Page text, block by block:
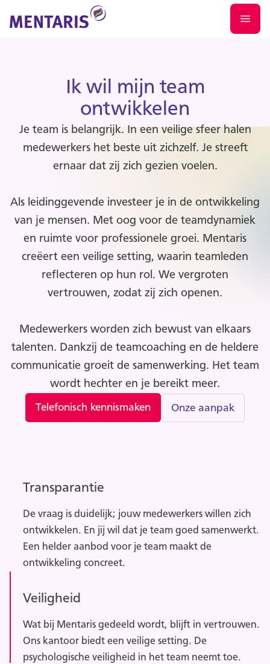
Ik wil mijn team
ontwikkelen
Je team is belangrijk. In een veilige sfeer halen
medewerkers het beste uit zichzelf. Je streeft
ernaar dat zij zich gezien voelen.
Als leidinggevende investeer je in de ontwikkeling
van je mensen. Met oog voor de teamdynamiek
en ruimte voor professionele groei. Mentaris
creëert een veilige setting, waarin teamleden
reflecteren op hun rol. We vergroten
vertrouwen, zodat zij zich openen.
Medewerkers worden zich bewust van elkaars
talenten. Dankzij de teamcoaching en de heldere
communicatie groeit de samenwerking. Het team
wordt hechter en je bereikt meer.
Telefonisch kennismaken Onze aanpak
Transparantie
De vraag is duidelijk; jouw medewerkers willen zich
ontwikkelen. En jij wil dat je team goed samenwerkt.
Een helder aanbod voor je team maakt de
ontwikkeling concreet.
Veiligheid
Wat bij Mentaris gedeeld wordt, blijft in vertrouwen.
Ons kantoor biedt een veilige setting. De
psychologische veiligheid in het team neemt toe.